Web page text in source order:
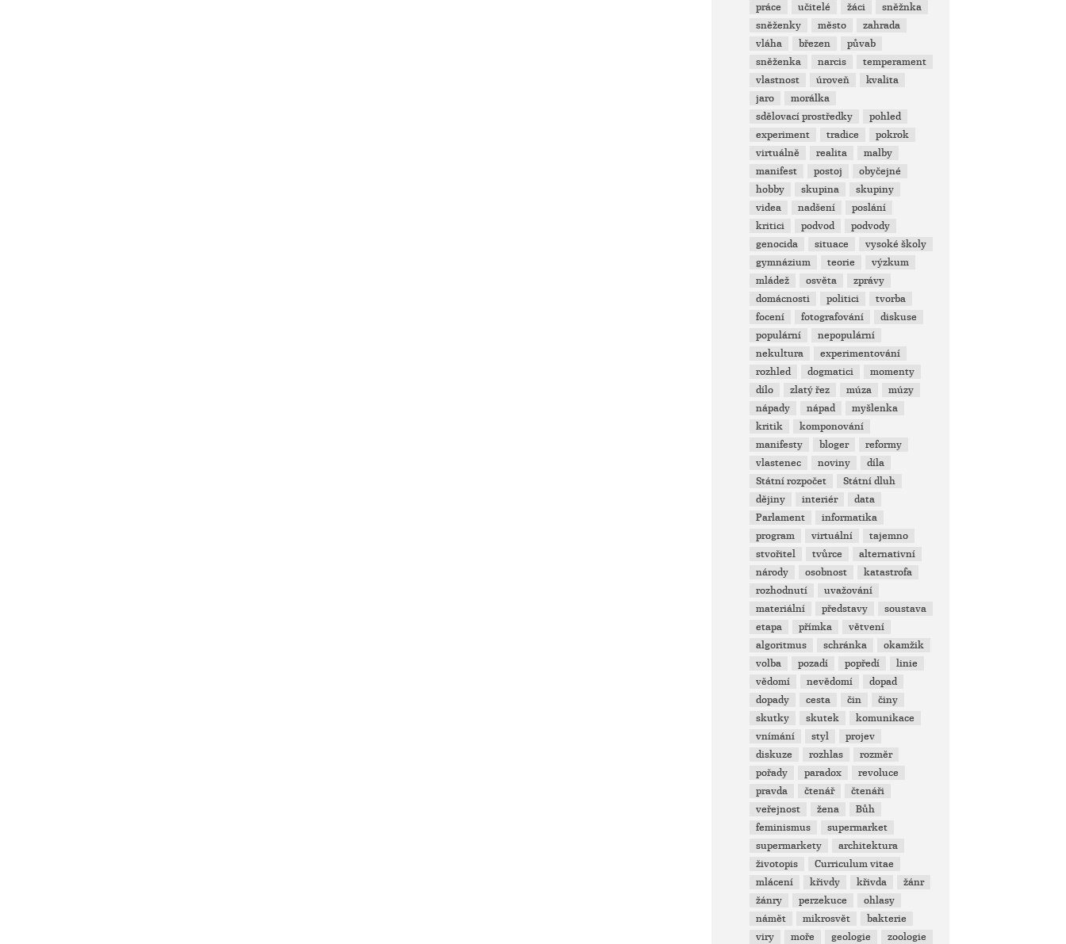
práce
učitelé žáci
sněžnka
sněženky
město
zahrada
vláha
březen
půvab
sněženka
narcis
temperament
vlastnost
úroveň
kvalita
jaro
morálka
sdělovací prostředky
pohled
experiment
tradice
pokrok
virtuálně
realita
malby
manifest
postoj
obyčejné
hobby
skupina
skupiny
videa
nadšení
poslání
kritici
podvod
podvody
genocida
situace
vysoké školy
gymnázium
teorie
výzkum
mládež
osvěta
zprávy
domácnosti
politici
tvorba
focení
fotografování
diskuse
populární
nepopulární
nekultura
experimentování
rozhled
dogmatici
momenty
dílo
zlatý řez múza
múzy
nápady
nápad
myšlenka
kritik
komponování
manifesty
bloger
reformy
vlastenec
noviny
díla
Státní rozpočet
Státní dluh
dějiny
interiér
data
Parlament
informatika
program
virtuální
tajemno
stvořitel
tvůrce
alternativní
národy
osobnost
katastrofa
rozhodnutí
uvažování
materiální
představy
soustava
etapa
přímka
větvení
algoritmus
schránka
okamžik
volba
pozadí popředí
linie
vědomí
nevědomí
dopad
dopady
cesta čin
činy
skutky
skutek
komunikace
vnímání
styl
projev
diskuze
rozhlas
rozměr
pořady
paradox
revoluce
pravda
čtenář
čtenáři
veřejnost
žena
Bůh
feminismus
supermarket
supermarkety
architektura
životopis
Curriculum vitae
mlácení
křivdy křivda
žánr
žánry
perzekuce
ohlasy
námět
mikrosvět
bakterie
viry
moře geologie zoologie